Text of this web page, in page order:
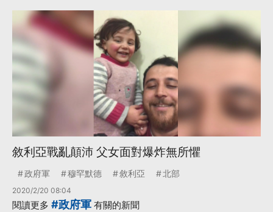
敘利亞戰亂顛沛 父女面對爆炸無所懼
政府軍 穆罕默德 敘利亞 北部
2020/2/20 08:04
閱讀更多 #政府軍 有關的新聞